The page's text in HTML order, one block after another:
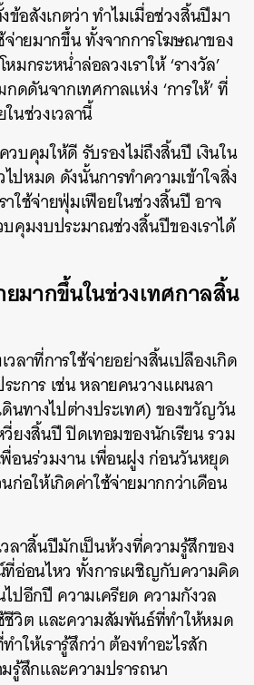
อสังเกตว่า ทำไมเมื่อช่วงสิ้นปีมา
จ่ายมากขึ้น ทั้งจากการโฆษณาของ
กระหน่ำล่อลวงเราให้ ‘รางวัล’
ดดันจากเทศกาลแห่ง ‘การให้’ ที่
นช่วงเวลานี้
วบคุมให้ดี รับรองไม่ถึงสิ้นปี เงินใน
ปหมด ดังนั้นการทำความเข้าใจสิ่ง
าใช้จ่ายฟุ่มเฟือยในช่วงสิ้นปี อาจ
คุมงบประมาณช่วงสิ้นปีของเราได้
ยมากขึ้นในช่วงเทศกาลสิ้น
ลาที่การใช้จ่ายอย่างสิ้นเปลืองเกิด
ะการ เช่น หลายคนวางแผนลา
นทางไปต่างประเทศ) ของขวัญวัน
ยงสิ้นปี ปิดเทอมของนักเรียน รวม
อนร่วมงาน เพื่อนฝูง ก่อนวันหยุด
ก่อให้เกิดค่าใช้จ่ายมากกว่าเดือน
ลาสิ้นปีมักเป็นห้วงที่ความรู้สึกของ
ที่อ่อนไหว ทั้งการเผชิญกับความคิด
ไปอีกปี ความเครียด ความกังวล
ชีวิต และความสัมพันธ์ที่ทำให้หมด
ให้เรารู้สึกว่า ต้องทำอะไรสัก
รู้สึกและความปรารถนา